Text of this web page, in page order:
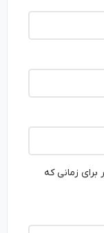
زمانی که